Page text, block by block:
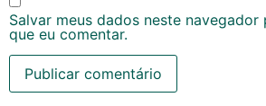
Salvar meus dados neste
que eu comentar.